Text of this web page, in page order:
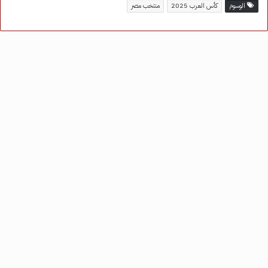
الوسوم كأس العرب 2025 منتخب مصر